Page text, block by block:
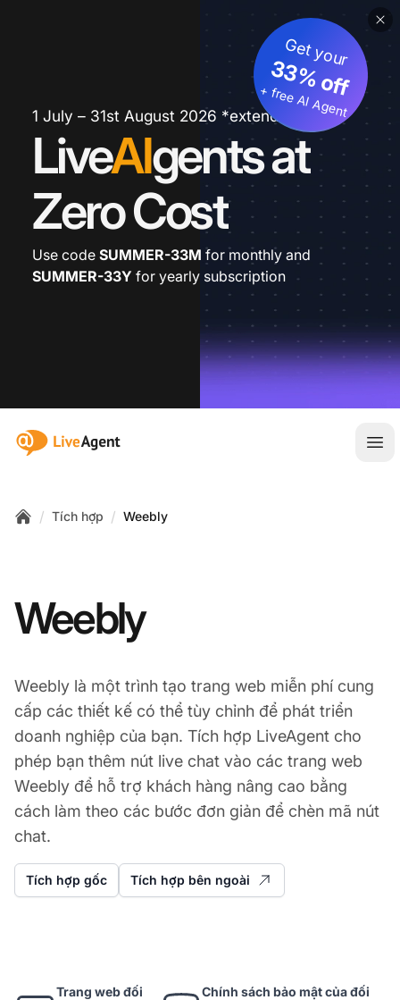
1 July – 31st August 2026 *extended
LiveAIgents at
Zero Cost
Get your
33% off
+ free AI Agent
Use code SUMMER-33M for monthly and
SUMMER-33Y for yearly subscription
:site.title
Mở
/ Tích hợp / Weebly
Weebly
Weebly là một trình tạo trang web miễn phí cung
cấp các thiết kế có thể tùy chỉnh để phát triển
doanh nghiệp của bạn. Tích hợp LiveAgent cho
phép bạn thêm nút live chat vào các trang web
Weebly để hỗ trợ khách hàng nâng cao bằng
cách làm theo các bước đơn giản để chèn mã nút
chat.
Tích hợp gốc Tích hợp bên ngoài
Trang web đối
Chính sách bảo mật của đối